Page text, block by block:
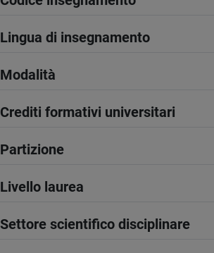
Lingua di insegnamento
Modalità
Crediti formativi universitari
Partizione
Livello laurea
Settore scientifico disciplinare